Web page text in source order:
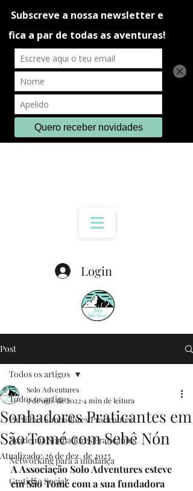
Login
Post
Todos os artigos
Partilhas Sonhadores Praticantes
Academia Sonhadores Praticantes
Networking para a mudança
Gratidão Social
Todos os artigos
Sonhadores Praticantes em
São Tomé com Sebê Nón
Solo Adventures
9 de ago. de 20224 min de leitura
Atualizado:26 de dez. de 2025
A Associação Solo Adventures esteve
em São Tomé com a sua fundadora